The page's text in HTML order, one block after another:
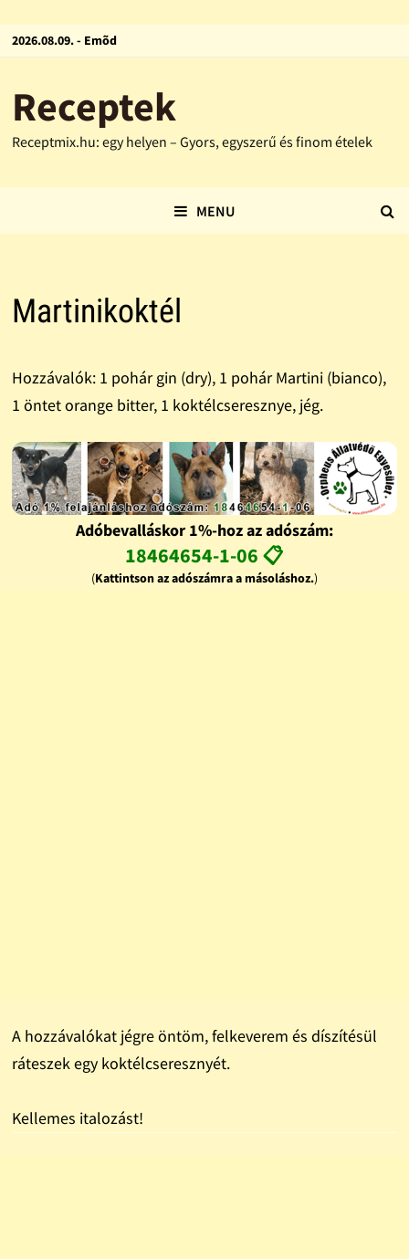
2026.08.09. - Emõd
Receptek
Receptmix.hu: egy helyen – Gyors, egyszerű és finom ételek
MENU
Martinikoktél
Hozzávalók: 1 pohár gin (dry), 1 pohár Martini (bianco),
1 öntet orange bitter, 1 koktélcseresznye, jég.
Adóbevalláskor 1%-hoz az adószám:
18464654-1-06 📋
(Kattintson az adószámra a másoláshoz.)
A hozzávalókat jégre öntöm, felkeverem és díszítésül
ráteszek egy koktélcseresznyét.
Kellemes italozást!